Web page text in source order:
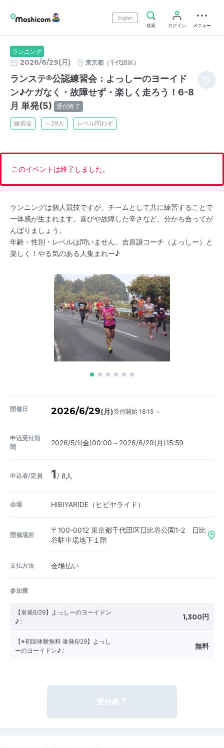
English
検索
ログイン メニュー
ランニング
2026/6/29(月) 東京都（千代田区）
ランステ®公認練習会：よっしーのヨーイド
ン♪ケガなく・故障せず・楽しく走ろう！6-8
月 単発(5)
受付終了
練習会 ～29人 レベル問わず
このイベントは終了しました。
ランニングは個人競技ですが、チームとして共に練習することで
一体感が生まれます。喜びや故障した辛さなど、分かち合ってが
んばりましょう。
年齢・性別・レベルは問いません。吉原譲コーチ（よっしー）と
楽しく！やる気のある人集まれー♪
開催日 2026/6/29(月)受付開始 18:15 ～
申込受付期
間
2026/5/1(金)00:00～2026/6/29(月)15:59
申込者/定員 1 / 8人
会場 HIBIYARIDE（ヒビヤライド）
開催場所
〒100-0012 東京都千代田区日比谷公園1-2 日比
谷駐車場地下１階
支払方法 会場払い
参加費
【単発6/29】よっしーのヨーイドン
♪ : 1,300円
【※初回体験無料 単発6/29】よっし
ーのヨーイドン♪ : 無料
受付終了